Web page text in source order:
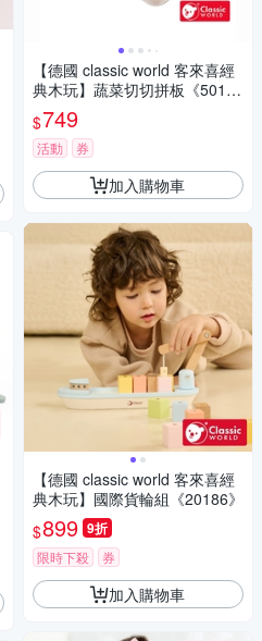
【德國 classic world 客來喜經
典木玩】蔬菜切切拼板《501
1》
$749
活動 券
加入購物車
【德國 classic world 客來喜經
典木玩】國際貨輪組《20186》
$899 9折
限時下殺 券
加入購物車